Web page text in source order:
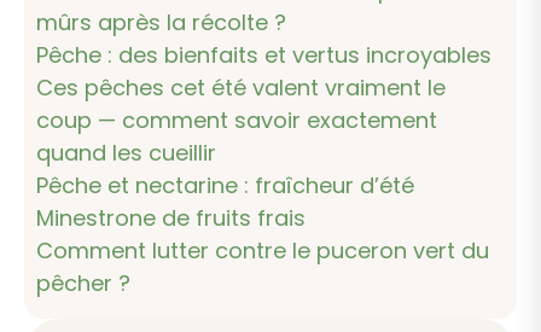
mûrs après la récolte ?
Pêche : des bienfaits et vertus incroyables
Ces pêches cet été valent vraiment le
coup — comment savoir exactement
quand les cueillir
Pêche et nectarine : fraîcheur d’été
Minestrone de fruits frais
Comment lutter contre le puceron vert du
pêcher ?